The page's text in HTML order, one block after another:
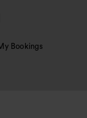
Bookings